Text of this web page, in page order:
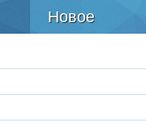
Новое